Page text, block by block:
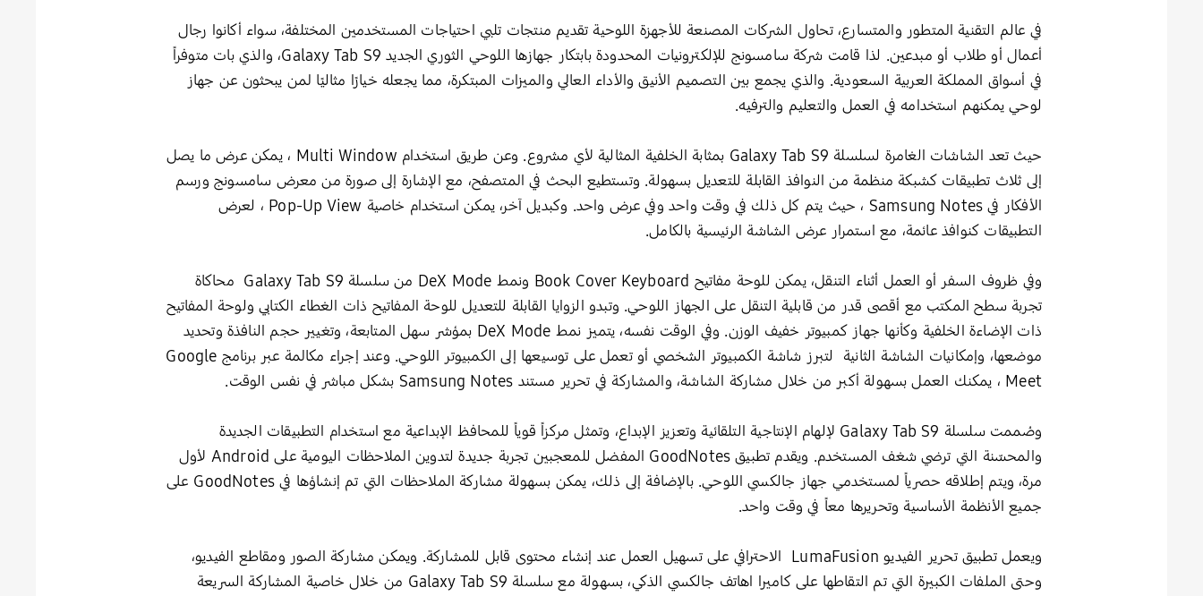
في عالم التقنية المتطور والمتسارع، تحاول الشركات المصنعة للأجهزة اللوحية تقديم منتجات تلبي احتياجات المستخدمين المختلفة، سواء أكانوا رجال
أعمال أو طلاب أو مبدعين. لذا قامت شركة سامسونج للإلكترونيات المحدودة بابتكار جهازها اللوحي الثوري الجديد Galaxy Tab S9، والذي بات متوفراً
في أسواق المملكة العربية السعودية. والذي يجمع بين التصميم الأنيق والأداء العالي والميزات المبتكرة، مما يجعله خيارًا مثاليًا لمن يبحثون عن جهاز
لوحي يمكنهم استخدامه في العمل والتعليم والترفيه.
حيث تعد الشاشات الغامرة لسلسلة Galaxy Tab S9 بمثابة الخلفية المثالية لأي مشروع. وعن طريق استخدام Multi Window ، يمكن عرض ما يصل
إلى ثلاث تطبيقات كشبكة منظمة من النوافذ القابلة للتعديل بسهولة. وتستطيع البحث في المتصفح، مع الإشارة إلى صورة من معرض سامسونج ورسم
الأفكار في Samsung Notes ، حيث يتم كل ذلك في وقت واحد وفي عرض واحد. وكبديل آخر، يمكن استخدام خاصية Pop-Up View ، لعرض
التطبيقات كنوافذ عائمة، مع استمرار عرض الشاشة الرئيسية بالكامل.
وفي ظروف السفر أو العمل أثناء التنقل، يمكن للوحة مفاتيح Book Cover Keyboard ونمط DeX Mode من سلسلة Galaxy Tab S9 محاكاة
تجربة سطح المكتب مع أقصى قدر من قابلية التنقل على الجهاز اللوحي. وتبدو الزوايا القابلة للتعديل للوحة المفاتيح ذات الغطاء الكتابي ولوحة المفاتيح
ذات الإضاءة الخلفية وكأنها جهاز كمبيوتر خفيف الوزن. وفي الوقت نفسه، يتميز نمط DeX Mode بمؤشر سهل المتابعة، وتغيير حجم النافذة وتحديد
موضعها، وإمكانيات الشاشة الثانية لتبرز شاشة الكمبيوتر الشخصي أو تعمل على توسيعها إلى الكمبيوتر اللوحي. وعند إجراء مكالمة عبر برنامج Google
Meet ، يمكنك العمل بسهولة أكبر من خلال مشاركة الشاشة، والمشاركة في تحرير مستند Samsung Notes بشكل مباشر في نفس الوقت.
وصُممت سلسلة Galaxy Tab S9 لإلهام الإنتاجية التلقائية وتعزيز الإبداع، وتمثل مركزاً قوياً للمحافظ الإبداعية مع استخدام التطبيقات الجديدة
والمحسّنة التي ترضي شغف المستخدم. ويقدم تطبيق GoodNotes المفضل للمعجبين تجربة جديدة لتدوين الملاحظات اليومية على Android لأول
مرة، ويتم إطلاقه حصرياً لمستخدمي جهاز جالكسي اللوحي. بالإضافة إلى ذلك، يمكن بسهولة مشاركة الملاحظات التي تم إنشاؤها في GoodNotes على
جميع الأنظمة الأساسية وتحريرها معاً في وقت واحد.
ويعمل تطبيق تحرير الفيديو LumaFusion الاحترافي على تسهيل العمل عند إنشاء محتوى قابل للمشاركة. ويمكن مشاركة الصور ومقاطع الفيديو،
وحتى الملفات الكبيرة التي تم التقاطها على كاميرا اهاتف جالكسي الذكي، بسهولة مع سلسلة Galaxy Tab S9 من خلال خاصية المشاركة السريعة